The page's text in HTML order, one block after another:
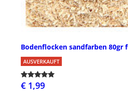
Bodenflocken sandfarben 80gr
AUSVERKAUFT
€ 1,99